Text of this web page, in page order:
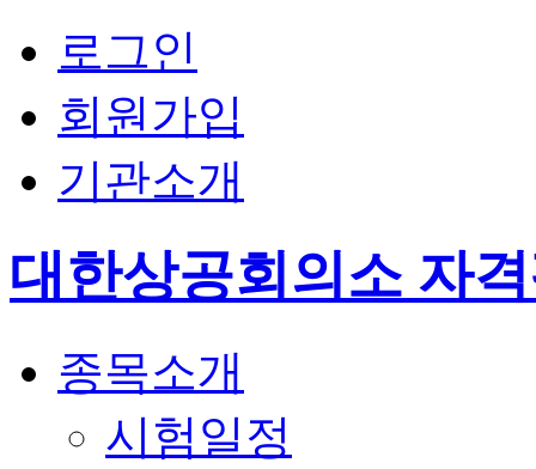
로그인
회원가입
기관소개
대한상공회의소 자
종목소개
시험일정